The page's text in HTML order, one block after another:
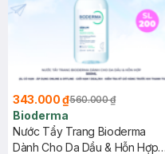
343.000 ₫560.000 ₫
Bioderma
Nước Tẩy Trang Bioderma
Dành Cho Da Dầu & Hỗn Hợp